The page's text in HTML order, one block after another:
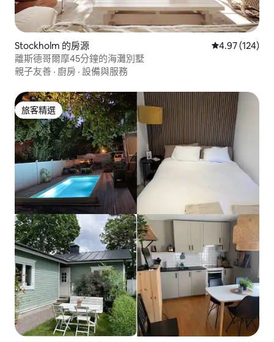
Stockholm 的房源 從 124 則評價
4.97 (124)
離斯德哥爾摩45分鐘的海灘別墅
親子友善 · 廚房 · 設備與服務
旅客精選
旅客精選